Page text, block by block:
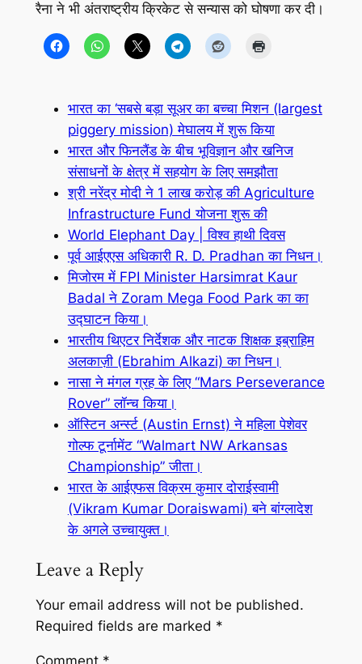
रैना ने भी अंतराष्ट्रीय क्रिकेट से सन्यास को घोषणा कर दी।
भारत का ‘सबसे बड़ा सूअर का बच्चा मिशन (largest
piggery mission) मेघालय में शुरू किया
भारत और फिनलैंड के बीच भूविज्ञान और खनिज
संसाधनों के क्षेत्र में सहयोग के लिए समझौता
श्री नरेंद्र मोदी ने 1 लाख करोड़ की Agriculture
Infrastructure Fund योजना शुरू की
World Elephant Day | विश्व हाथी दिवस
पूर्व आईएएस अधिकारी R. D. Pradhan का निधन।
मिजोरम में FPI Minister Harsimrat Kaur
Badal ने Zoram Mega Food Park का का
उद्घाटन किया।
भारतीय थिएटर निर्देशक और नाटक शिक्षक इब्राहिम
अलकाज़ी (Ebrahim Alkazi) का निधन।
नासा ने मंगल ग्रह के लिए “Mars Perseverance
Rover” लॉन्च किया।
ऑस्टिन अर्न्स्ट (Austin Ernst) ने महिला पेशेवर
गोल्फ टूर्नामेंट “Walmart NW Arkansas
Championship” जीता।
भारत के आईएफस विक्रम कुमार दोराईस्वामी
(Vikram Kumar Doraiswami) बने बांग्लादेश
के अगले उच्चायुक्त।
Leave a Reply
Your email address will not be published.
Required fields are marked *
Comment *